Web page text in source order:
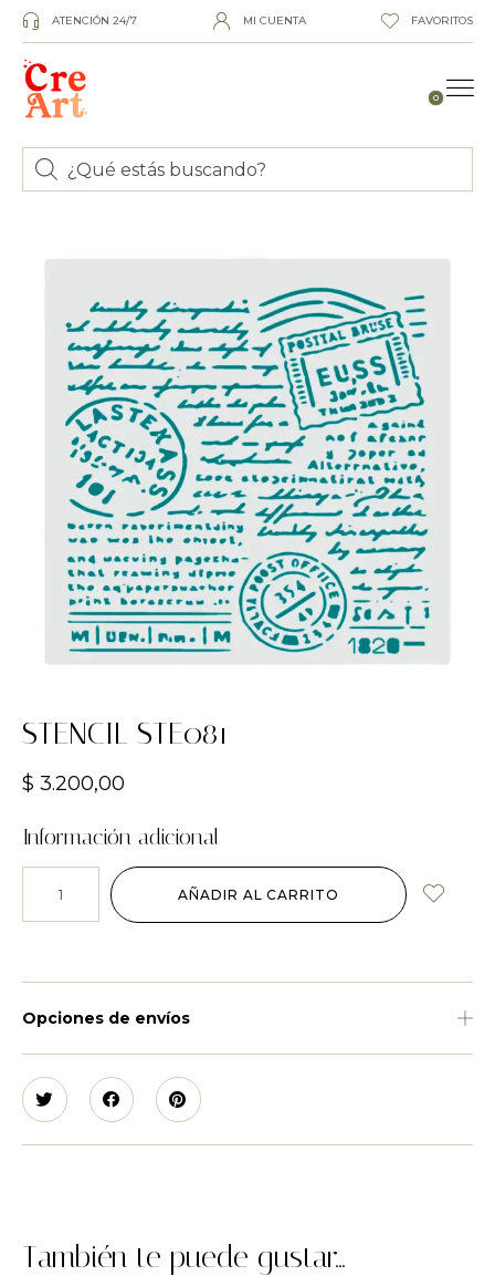
ATENCIÓN 24/7 MI CUENTA FAVORITOS
0
STENCIL STE081
$ 3.200,00
Información adicional
AÑADIR AL CARRITO
Opciones de envíos
También te puede gustar...